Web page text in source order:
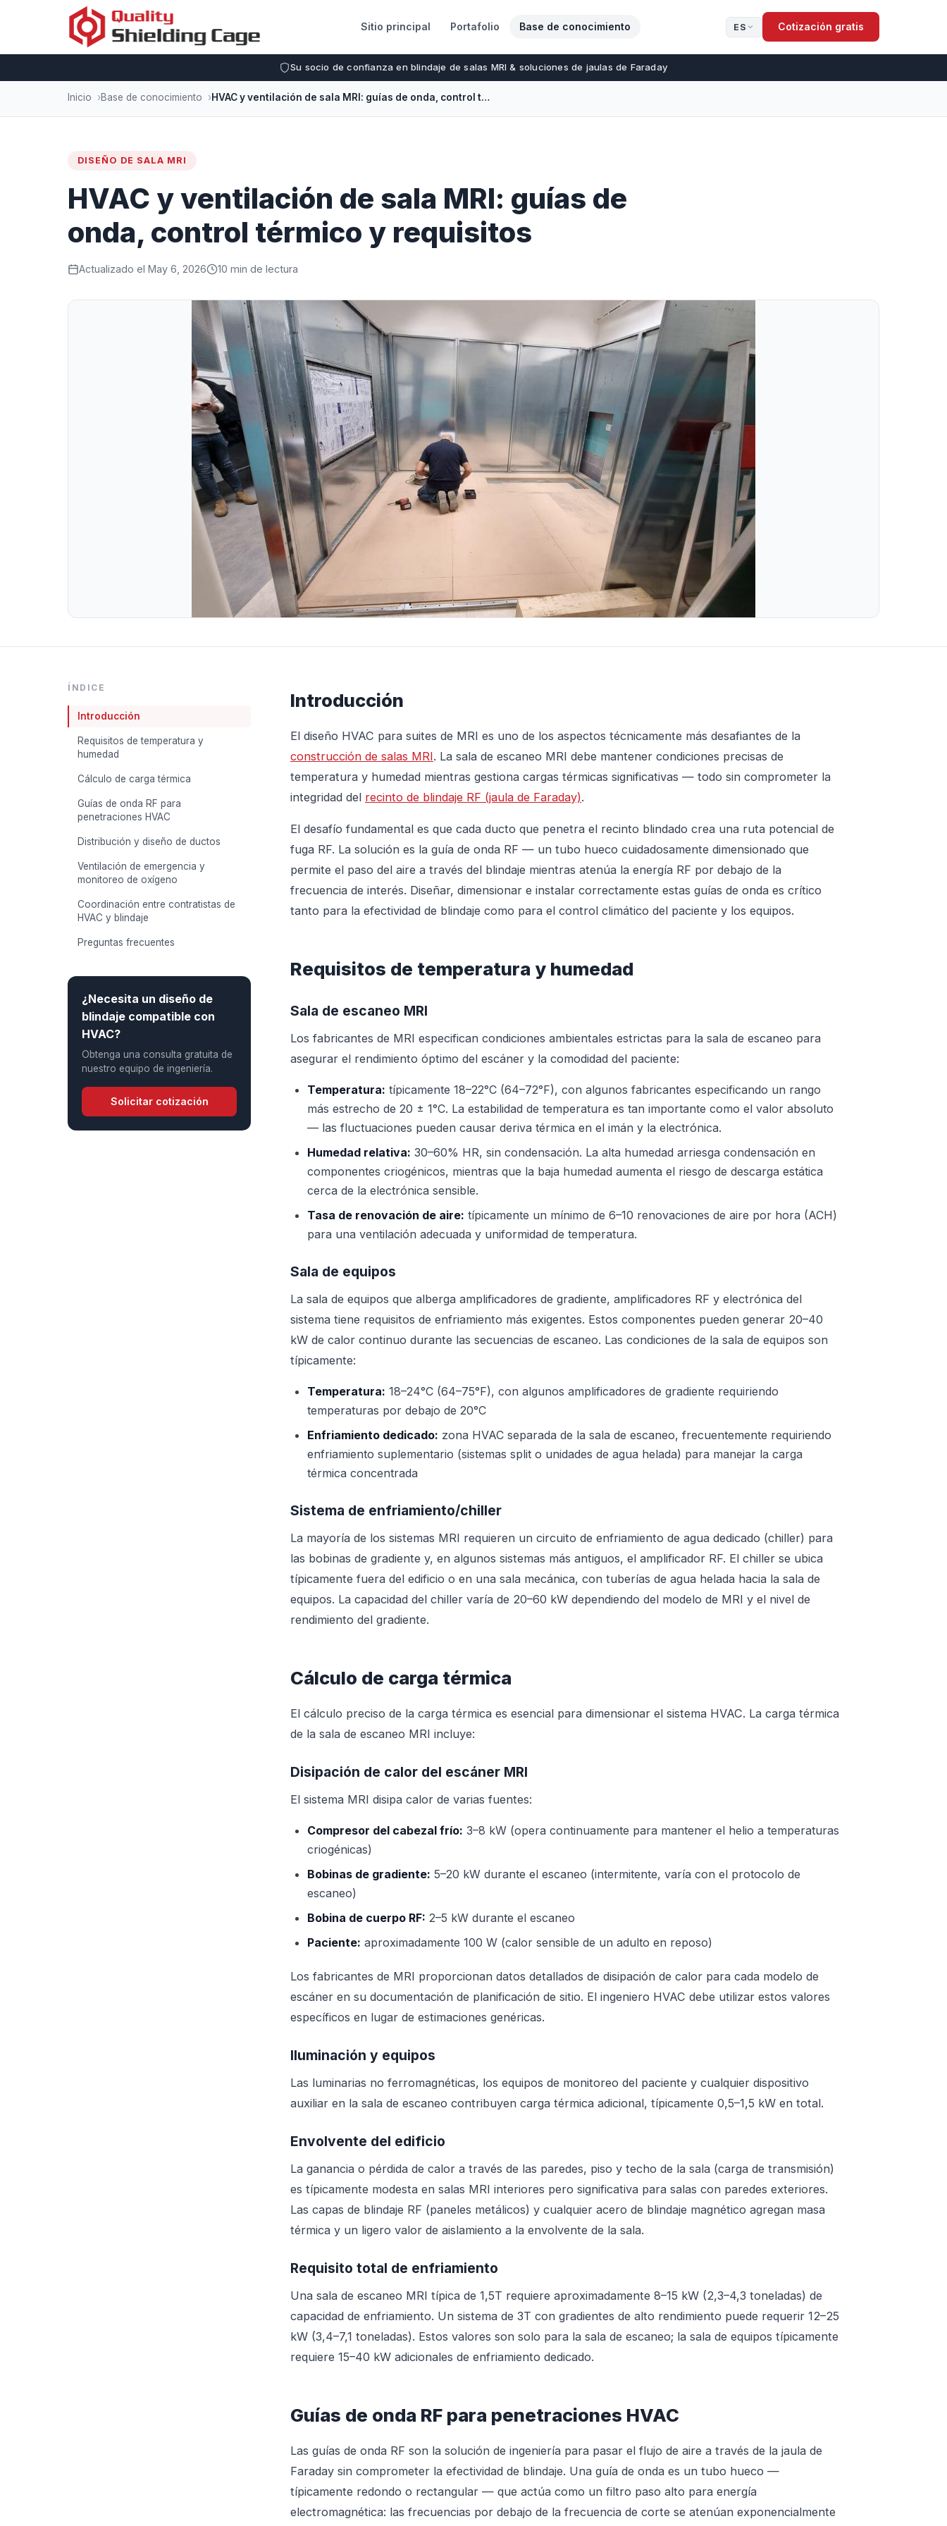
Sitio principal Portafolio Base de conocimiento ES Cotización gratis
Su socio de confianza en blindaje de salas MRI & soluciones de jaulas de Faraday
Inicio Base de conocimiento HVAC y ventilación de sala MRI: guías de onda, control térmico y requisitos
DISEÑO DE SALA MRI
HVAC y ventilación de sala MRI: guías de
onda, control térmico y requisitos
Actualizado el May 6, 2026 10 min de lectura
ÍNDICE
Introducción
Requisitos de temperatura y
humedad
Cálculo de carga térmica
Guías de onda RF para
penetraciones HVAC
Distribución y diseño de ductos
Ventilación de emergencia y
monitoreo de oxígeno
Coordinación entre contratistas de
HVAC y blindaje
Preguntas frecuentes
¿Necesita un diseño de
blindaje compatible con
HVAC?
Obtenga una consulta gratuita de
nuestro equipo de ingeniería.
Solicitar cotización
Introducción
El diseño HVAC para suites de MRI es uno de los aspectos técnicamente más desafiantes de la
construcción de salas MRI. La sala de escaneo MRI debe mantener condiciones precisas de
temperatura y humedad mientras gestiona cargas térmicas significativas — todo sin comprometer la
integridad del recinto de blindaje RF (jaula de Faraday).
El desafío fundamental es que cada ducto que penetra el recinto blindado crea una ruta potencial de
fuga RF. La solución es la guía de onda RF — un tubo hueco cuidadosamente dimensionado que
permite el paso del aire a través del blindaje mientras atenúa la energía RF por debajo de la
frecuencia de interés. Diseñar, dimensionar e instalar correctamente estas guías de onda es crítico
tanto para la efectividad de blindaje como para el control climático del paciente y los equipos.
Requisitos de temperatura y humedad
Sala de escaneo MRI
Los fabricantes de MRI especifican condiciones ambientales estrictas para la sala de escaneo para
asegurar el rendimiento óptimo del escáner y la comodidad del paciente:
Temperatura: típicamente 18–22°C (64–72°F), con algunos fabricantes especificando un rango
más estrecho de 20 ± 1°C. La estabilidad de temperatura es tan importante como el valor absoluto
— las fluctuaciones pueden causar deriva térmica en el imán y la electrónica.
Humedad relativa: 30–60% HR, sin condensación. La alta humedad arriesga condensación en
componentes criogénicos, mientras que la baja humedad aumenta el riesgo de descarga estática
cerca de la electrónica sensible.
Tasa de renovación de aire: típicamente un mínimo de 6–10 renovaciones de aire por hora (ACH)
para una ventilación adecuada y uniformidad de temperatura.
Sala de equipos
La sala de equipos que alberga amplificadores de gradiente, amplificadores RF y electrónica del
sistema tiene requisitos de enfriamiento más exigentes. Estos componentes pueden generar 20–40
kW de calor continuo durante las secuencias de escaneo. Las condiciones de la sala de equipos son
típicamente:
Temperatura: 18–24°C (64–75°F), con algunos amplificadores de gradiente requiriendo
temperaturas por debajo de 20°C
Enfriamiento dedicado: zona HVAC separada de la sala de escaneo, frecuentemente requiriendo
enfriamiento suplementario (sistemas split o unidades de agua helada) para manejar la carga
térmica concentrada
Sistema de enfriamiento/chiller
La mayoría de los sistemas MRI requieren un circuito de enfriamiento de agua dedicado (chiller) para
las bobinas de gradiente y, en algunos sistemas más antiguos, el amplificador RF. El chiller se ubica
típicamente fuera del edificio o en una sala mecánica, con tuberías de agua helada hacia la sala de
equipos. La capacidad del chiller varía de 20–60 kW dependiendo del modelo de MRI y el nivel de
rendimiento del gradiente.
Cálculo de carga térmica
El cálculo preciso de la carga térmica es esencial para dimensionar el sistema HVAC. La carga térmica
de la sala de escaneo MRI incluye:
Disipación de calor del escáner MRI
El sistema MRI disipa calor de varias fuentes:
Compresor del cabezal frío: 3–8 kW (opera continuamente para mantener el helio a temperaturas
criogénicas)
Bobinas de gradiente: 5–20 kW durante el escaneo (intermitente, varía con el protocolo de
escaneo)
Bobina de cuerpo RF: 2–5 kW durante el escaneo
Paciente: aproximadamente 100 W (calor sensible de un adulto en reposo)
Los fabricantes de MRI proporcionan datos detallados de disipación de calor para cada modelo de
escáner en su documentación de planificación de sitio. El ingeniero HVAC debe utilizar estos valores
específicos en lugar de estimaciones genéricas.
Iluminación y equipos
Las luminarias no ferromagnéticas, los equipos de monitoreo del paciente y cualquier dispositivo
auxiliar en la sala de escaneo contribuyen carga térmica adicional, típicamente 0,5–1,5 kW en total.
Envolvente del edificio
La ganancia o pérdida de calor a través de las paredes, piso y techo de la sala (carga de transmisión)
es típicamente modesta en salas MRI interiores pero significativa para salas con paredes exteriores.
Las capas de blindaje RF (paneles metálicos) y cualquier acero de blindaje magnético agregan masa
térmica y un ligero valor de aislamiento a la envolvente de la sala.
Requisito total de enfriamiento
Una sala de escaneo MRI típica de 1,5T requiere aproximadamente 8–15 kW (2,3–4,3 toneladas) de
capacidad de enfriamiento. Un sistema de 3T con gradientes de alto rendimiento puede requerir 12–25
kW (3,4–7,1 toneladas). Estos valores son solo para la sala de escaneo; la sala de equipos típicamente
requiere 15–40 kW adicionales de enfriamiento dedicado.
Guías de onda RF para penetraciones HVAC
Las guías de onda RF son la solución de ingeniería para pasar el flujo de aire a través de la jaula de
Faraday sin comprometer la efectividad de blindaje. Una guía de onda es un tubo hueco —
típicamente redondo o rectangular — que actúa como un filtro paso alto para energía
electromagnética: las frecuencias por debajo de la frecuencia de corte se atenúan exponencialmente